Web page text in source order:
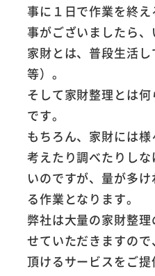
事に１日で作業を終
事がございましたら、
家財とは、普段生活
等）。
そして家財整理とは
です。
もちろん、家財には
考えたり調べたりし
いのですが、量が多
る作業となります。
弊社は大量の家財整
せていただきますの
頂けるサービスをご提